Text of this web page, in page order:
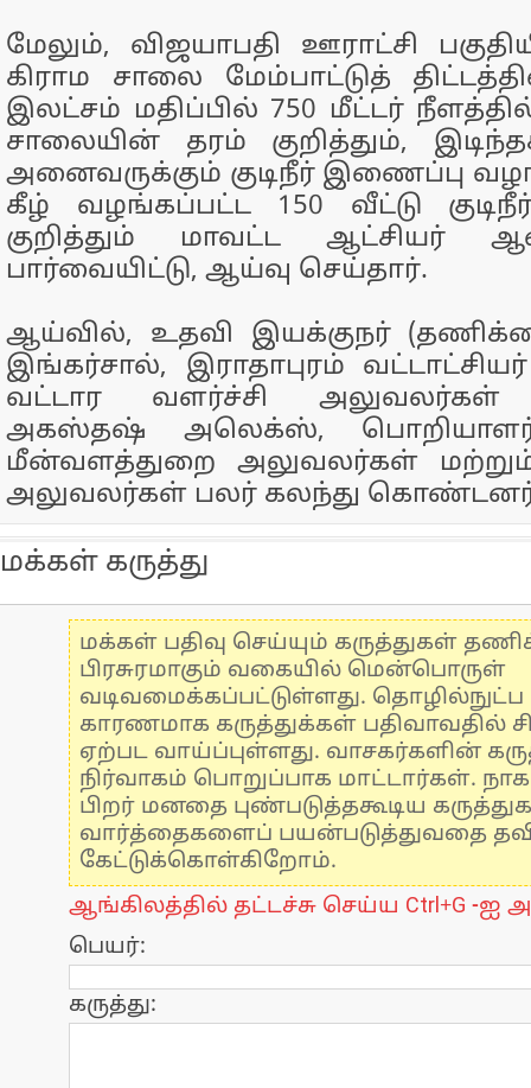
மேலும், விஜயாபதி ஊராட்சி
கிராம சாலை மேம்பாட்டுத்
இலட்சம் மதிப்பில் 750 மீட்டர்
சாலையின் தரம் குறித்தும்,
அனைவருக்கும் குடிநீர் இணைப்பு
கீழ் வழங்கப்பட்ட 150 வீட்டு
குறித்தும் மாவட்ட
பார்வையிட்டு, ஆய்வு செய்தார்.
ஆய்வில், உதவி இயக்குநர்
இங்கர்சால், இராதாபுரம்
வட்டார வளர்ச்சி அலுவலர்கள்
அகஸ்தஷ் அலெக்ஸ், பொறியாளர்
மீன்வளத்துறை அலுவலர்கள்
அலுவலர்கள் பலர் கலந்து
மக்கள் கருத்து
மக்கள் பதிவு செய்யும் கருத்துகள்
பிரசுரமாகும் வகையில் மென்பொருள்
வடிவமைக்கப்பட்டுள்ளது.
காரணமாக கருத்துக்கள் பதிவாவதில்
ஏற்பட வாய்ப்புள்ளது. வாசகர்களின்
நிர்வாகம் பொறுப்பாக மாட்டார்கள்.
பிறர் மனதை புண்படுத்தகூடிய
வார்த்தைகளைப் பயன்படுத்துவதை
கேட்டுக்கொள்கிறோம்.
ஆங்கிலத்தில் தட்டச்சு செய்ய Ctrl+G -ஐ
பெயர்:
கருத்து: